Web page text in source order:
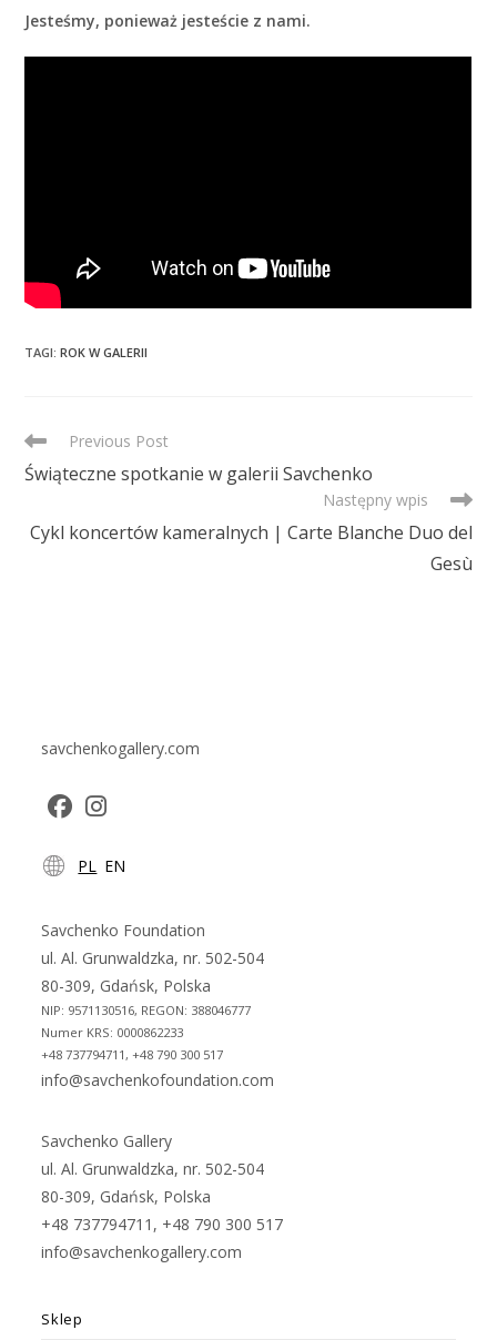
Jesteśmy, ponieważ jesteście z nami.
TAGI:ROK W GALERII
READ
MORE
ARTICLES
Previous Post
Świąteczne spotkanie w galerii Savchenko
Następny wpis
Cykl koncertów kameralnych | Carte Blanche Duo del
Gesù
savchenkogallery.com
in
new
tab
in
new
tab
PL EN
Savchenko Foundation
ul. Al. Grunwaldzka, nr. 502-504
80-309, Gdańsk, Polska
NIP: 9571130516, REGON: 388046777
Numer KRS: 0000862233
+48 737794711, +48 790 300 517
info@savchenkofoundation.com
Savchenko Gallery
ul. Al. Grunwaldzka, nr. 502-504
80-309, Gdańsk, Polska
+48 737794711, +48 790 300 517
info@savchenkogallery.com
Sklep